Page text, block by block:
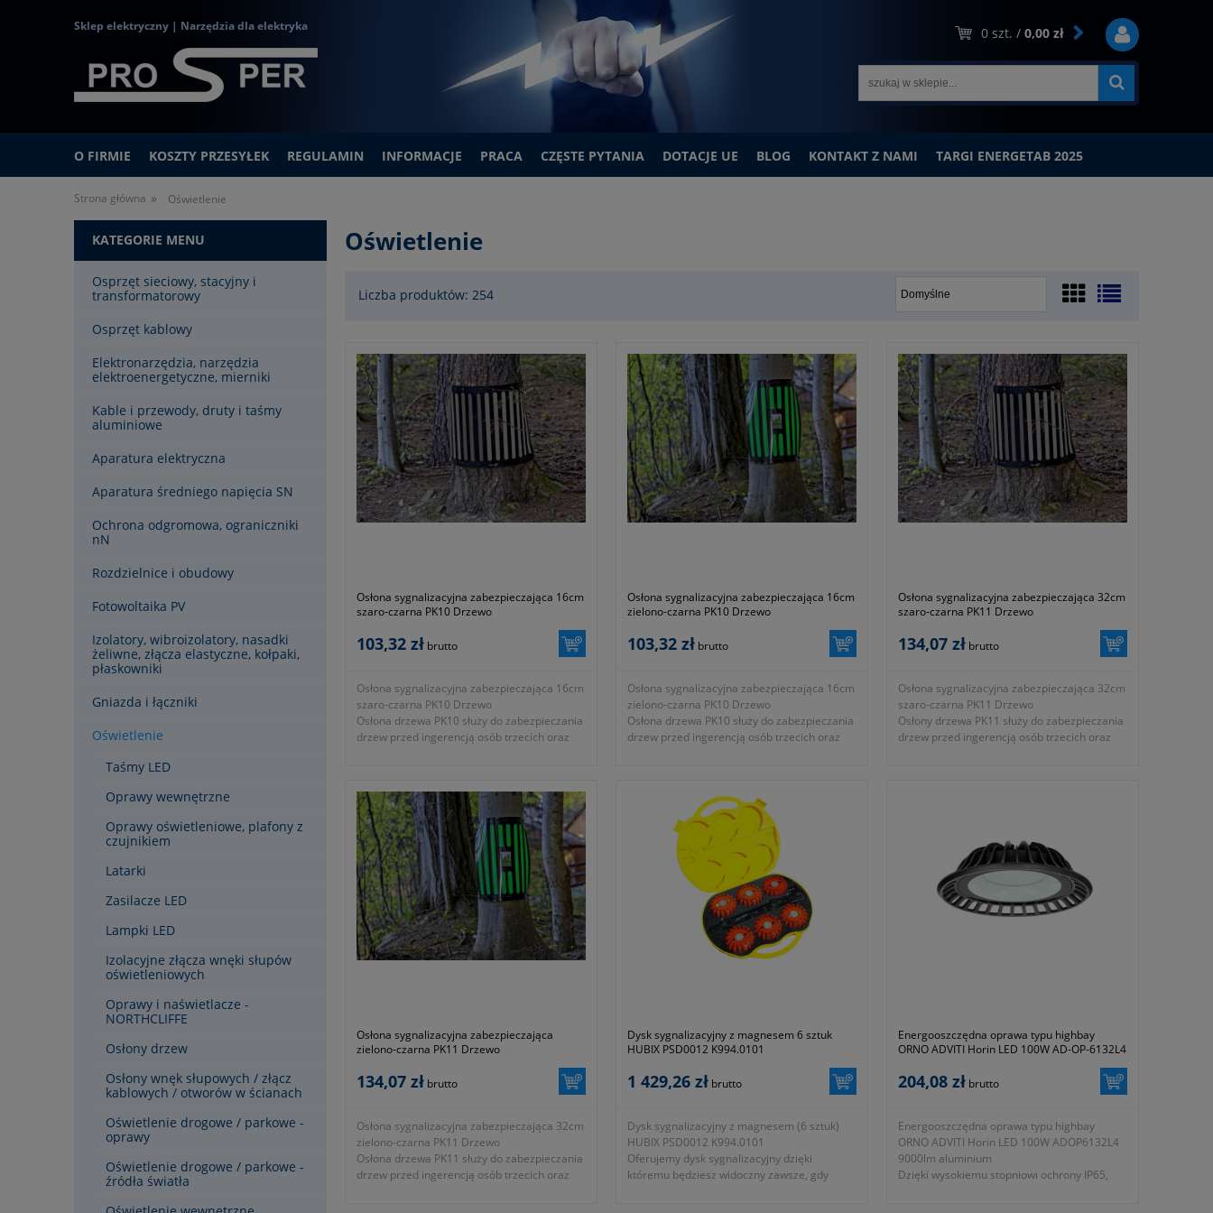
Sklep elektryczny | Narzędzia dla elektryka 0 szt. / 0,00 zł
O FIRMIE KOSZTY PRZESYŁEK REGULAMIN INFORMACJE PRACA CZĘSTE PYTANIA DOTACJE UE BLOG KONTAKT Z NAMI TARGI ENERGETAB 2025
Strona główna » Oświetlenie
KATEGORIE MENU
Osprzęt sieciowy, stacyjny i
transformatorowy
Osprzęt kablowy
Elektronarzędzia, narzędzia
elektroenergetyczne, mierniki
Kable i przewody, druty i taśmy
aluminiowe
Aparatura elektryczna
Aparatura średniego napięcia SN
Ochrona odgromowa, ograniczniki
nN
Rozdzielnice i obudowy
Fotowoltaika PV
Izolatory, wibroizolatory, nasadki
żeliwne, złącza elastyczne, kołpaki,
płaskowniki
Gniazda i łączniki
Oświetlenie
Taśmy LED
Oprawy wewnętrzne
Oprawy oświetleniowe, plafony z
czujnikiem
Latarki
Zasilacze LED
Lampki LED
Izolacyjne złącza wnęki słupów
oświetleniowych
Oprawy i naświetlacze -
NORTHCLIFFE
Osłony drzew
Osłony wnęk słupowych / złącz
kablowych / otworów w ścianach
Oświetlenie drogowe / parkowe -
oprawy
Oświetlenie drogowe / parkowe -
źródła światła
Oświetlenie
Liczba produktów: 254
Osłona sygnalizacyjna zabezpieczająca 16cm
szaro-czarna PK10 Drzewo
103,32 zł brutto
Osłona sygnalizacyjna zabezpieczająca 16cm
szaro-czarna PK10 Drzewo
Osłona drzewa PK10 służy do zabezpieczania
drzew przed ingerencją osób trzecich oraz
eliminuje ryzyko tragicznego wypadku.
Osłona sygnalizacyjna zabezpieczająca 16cm
zielono-czarna PK10 Drzewo
103,32 zł brutto
Osłona sygnalizacyjna zabezpieczająca 16cm
zielono-czarna PK10 Drzewo
Osłona drzewa PK10 służy do zabezpieczania
drzew przed ingerencją osób trzecich oraz
zmiana, która eliminuje ryzyko tragicznego
Osłona sygnalizacyjna zabezpieczająca 32cm
szaro-czarna PK11 Drzewo
134,07 zł brutto
Osłona sygnalizacyjna zabezpieczająca 32cm
szaro-czarna PK11 Drzewo
Osłony drzewa PK11 służy do zabezpieczania
drzew przed ingerencją osób trzecich oraz
Osłona sygnalizacyjna zabezpieczająca
zielono-czarna PK11 Drzewo
134,07 zł brutto
Osłona sygnalizacyjna zabezpieczająca 32cm
zielono-czarna PK11 Drzewo
Osłona drzewa PK11 służy do zabezpieczania
drzew przed ingerencją osób trzecich oraz
Dysk sygnalizacyjny z magnesem 6 sztuk
HUBIX PSD0012 K994.0101
1 429,26 zł brutto
Dysk sygnalizacyjny z magnesem (6 sztuk)
HUBIX PSD0012 K994.0101
Oferujemy dysk sygnalizacyjny dzięki
któremu będziesz widoczny zawsze, gdy
Energooszczędna oprawa typu highbay
ORNO ADVITI Horin LED 100W AD-OP-6132L4
204,08 zł brutto
Energooszczędna oprawa typu highbay
ORNO ADVITI Horin LED 100W ADOP6132L4
9000lm aluminium
Dzięki wysokiemu stopniowi ochrony IP65,